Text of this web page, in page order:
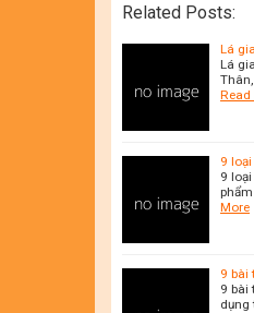
Related Posts:
Lá
Lá
Read
9
9
More
9 bài
9 bài
dụng